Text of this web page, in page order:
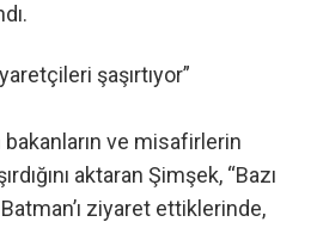
şaşırtıyor”
bakanların ve misafirlerin
aktaran Şimşek, “Bazı
ziyaret ettiklerinde,